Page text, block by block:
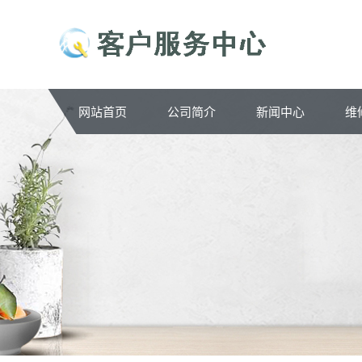
网站首页 公司简介 新闻中心 维